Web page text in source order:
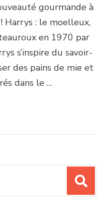
gourmande à
Harrys : le moelleux,
en 1970 par
s’inspire du savoir-
des pains de mie et
dans le …